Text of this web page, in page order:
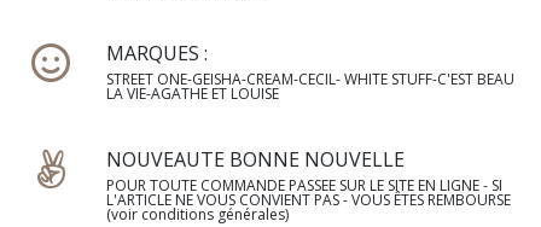
MARQUES :
STREET ONE-GEISHA-CREAM-CECIL- WHITE STUFF-C'EST BEAU
LA VIE-AGATHE ET LOUISE
NOUVEAUTE BONNE NOUVELLE
POUR TOUTE COMMANDE PASSEE SUR LE SITE EN LIGNE - SI
L'ARTICLE NE VOUS CONVIENT PAS - VOUS ÊTES REMBOURSE
(voir conditions générales)